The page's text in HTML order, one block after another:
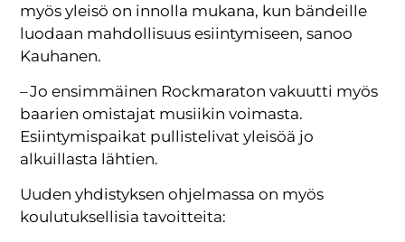
myös yleisö on innolla mukana, kun bändeille
luodaan mahdollisuus esiintymiseen, sanoo
Kauhanen.
– Jo ensimmäinen Rockmaraton vakuutti myös
baarien omistajat musiikin voimasta.
Esiintymispaikat pullistelivat yleisöä jo
alkuillasta lähtien.
Uuden yhdistyksen ohjelmassa on myös
koulutuksellisia tavoitteita: